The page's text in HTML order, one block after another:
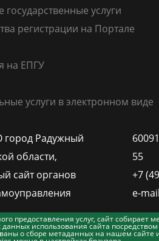
предоставления услуг, сайт
данных использования сайта
о сборе метаданных на нашем сайте
услуги
регистрации на Портале
на ЕПГУ
услуги в электронном виде
город Радужный
области,
сайт органов
55
+7
e-